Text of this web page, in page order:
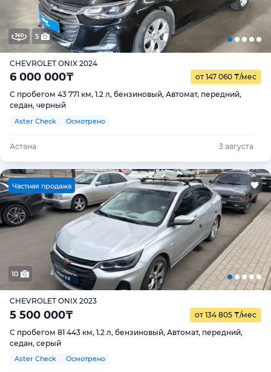
5
CHEVROLET ONIX 2024
6 000 000₸ от 147 060 ₸/мес
С пробегом 43 771 км, 1.2 л, бензиновый, Автомат, передний,
седан, черный
Aster Check Осмотрено
Астана 3 августа
Частная продажа
10
CHEVROLET ONIX 2023
5 500 000₸ от 134 805 ₸/мес
С пробегом 81 443 км, 1.2 л, бензиновый, Автомат, передний,
седан, серый
Aster Check Осмотрено